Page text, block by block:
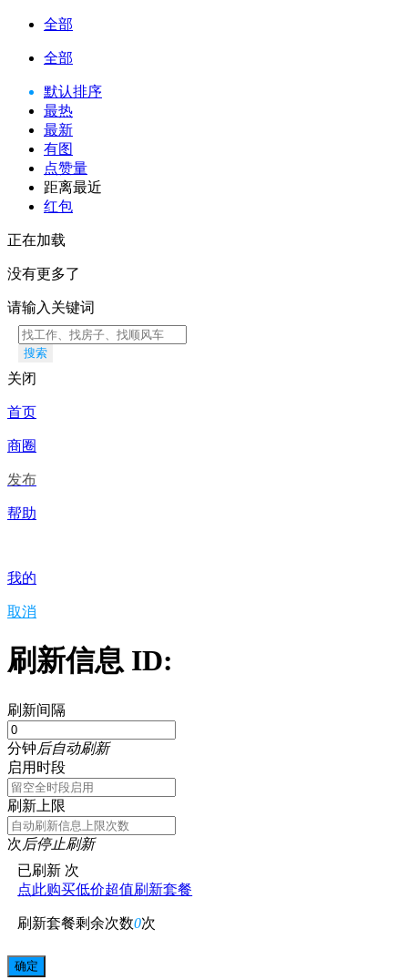
全部
全部
默认排序
最热
最新
有图
点赞量
距离最近
红包
正在加载
没有更多了
请输入关键词
搜索
关闭
首页
商圈
发布
帮助
我的
取消
刷新信息 ID:
刷新间隔
分钟后自动刷新
启用时段
刷新上限
次后停止刷新
已刷新 次
点此购买低价超值刷新套餐
刷新套餐剩余次数0次